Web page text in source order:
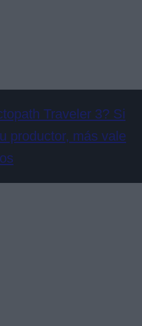
Traveler 3? Si
productor, más vale